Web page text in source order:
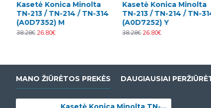
Kasetė Konica Minolta
TN-213 / TN-214 / TN-314
(A0D7352) M
38.28€ 26.80€
Kasetė Konica Minolta
TN-213 / TN-214 / TN-
(A0D7252) Y
38.28€ 26.80€
MANO ŽIŪRĖTOS PREKĖS DAUGIAUSIAI